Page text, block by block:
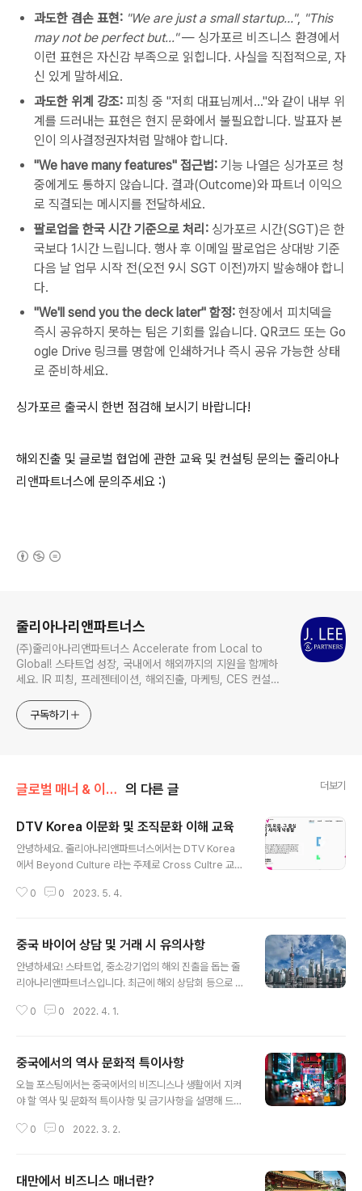
과도한 겸손 표현: "We are just a small startup...", "This
may not be perfect but..."— 싱가포르 비즈니스 환경에서
이런 표현은 자신감 부족으로 읽힙니다. 사실을 직접적으로, 자
신 있게 말하세요.
과도한 위계 강조: 피칭 중 "저희 대표님께서..."와 같이 내부 위
계를 드러내는 표현은 현지 문화에서 불필요합니다. 발표자 본
인이 의사결정권자처럼 말해야 합니다.
"We have many features" 접근법 : 기능 나열은 싱가포르 청
중에게도 통하지 않습니다. 결과(Outcome)와 파트너 이익으
로 직결되는 메시지를 전달하세요.
팔로업을 한국 시간 기준으로 처리 : 싱가포르 시간(SGT)은 한
국보다 1시간 느립니다. 행사 후 이메일 팔로업은 상대방 기준
다음 날 업무 시작 전(오전 9시 SGT 이전)까지 발송해야 합니
다.
"We'll send you the deck later" 함정: 현장에서 피치덱을
즉시 공유하지 못하는 팀은 기회를 잃습니다. QR코드 또는 Go
ogle Drive 링크를 명함에 인쇄하거나 즉시 공유 가능한 상태
로 준비하세요.
싱가포르 출국시 한번 점검해 보시기 바랍니다!
해외진출 및 글로벌 협업에 관한 교육 및 컨설팅 문의는 줄리아나
리앤파트너스에 문의주세요 :)
줄리아나리앤파트너스
(주)줄리아나리앤파트너스 Accelerate from Local to
Global! 스타트업 성장, 국내에서 해외까지의 지원을 함께하
세요. IR 피칭, 프레젠테이션, 해외진출, 마케팅, CES 컨설팅
구독하기
글로벌 매너 & 이문화 이해 의 다른 글 더보기
DTV Korea 이문화 및 조직문화 이해 교육
안녕하세요. 줄리아나리앤파트너스에서는 DTV Korea
에서 Beyond Culture 라는 주제로 Cross Cultre 교육
본사 임직원과의 문화, 언어, 커뮤니케이션 차이로 인한 어
관계사와의 국제 협력에 필요한 다국적(영국) 문화 이해 역
량 습득. 해외파견 및 해외임직원과의 실무 및 조직문화 적
응을 돕는 교육. 1. 국제협력 소양 및 이문화 이해 과정 일정
델로 이해하는 영국문화 해외 협업을 위한 이문화 이해 문
0 0 2023. 5. 4.
중국 바이어 상담 및 거래 시 유의사항
안녕하세요! 스타트업, 중소강기업의 해외 진출을 돕는 줄
리아나리앤파트너스입니다. 최근에 해외 상담회 등으로 다
즈가 점점 증가되고 있는데요. 코로나 이후 다시 재기될 해
것 같습니다. 특별히 중국과의 교류시, 중국 바이어 상담·거
래 시 유의사항을 정리해 드릴게요. 1) 실수요자와 직접 접
촉 중국은 실수요자와 에이전트가 이원화돼 있어 비즈니스
국 업체들이 요청하는 대리제도는 독점판매와 비슷한 형식
0 0 2022. 4. 1.
중국에서의 역사 문화적 특이사항
오늘 포스팅에서는 중국에서의 비즈니스나 생활에서 지켜
야 할 역사 및 문화적 특이사항 및 금기사항을 설명해 드리
는 국가 명칭이나 국기, 국장, 군기, 훈장 등과 같거나 비슷
테면 ‘톈안먼(天安門)’, ‘즈광거(紫光閣)’, ‘인민대회당(人
0 0 2022. 3. 2.
대만에서 비즈니스 매너란?